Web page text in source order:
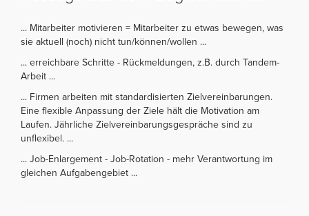
... Mitarbeiter motivieren = Mitarbeiter zu etwas bewegen, was
sie aktuell (noch) nicht tun/können/wollen ...
... erreichbare Schritte - Rückmeldungen, z.B. durch Tandem-
Arbeit ...
... Firmen arbeiten mit standardisierten Zielvereinbarungen.
Eine flexible Anpassung der Ziele hält die Motivation am
Laufen. Jährliche Zielvereinbarungsgespräche sind zu
unflexibel. ...
... Job-Enlargement - Job-Rotation - mehr Verantwortung im
gleichen Aufgabengebiet ...